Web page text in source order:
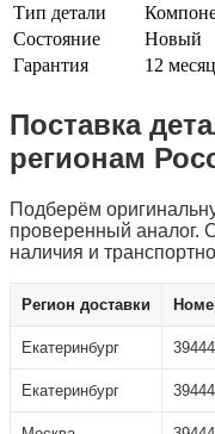
Тип детали
Состояние
Новый
Гарантия
12
Поставка
регионам
Подберём
проверенный аналог.
наличия и
Узнать цену детали
Регион доставки
Екатеринбург
Екатеринбург